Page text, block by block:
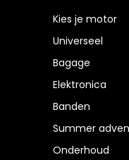
Kies je motor
Universeel
Bagage
Elektronica
Banden
Summer
Onderhoud